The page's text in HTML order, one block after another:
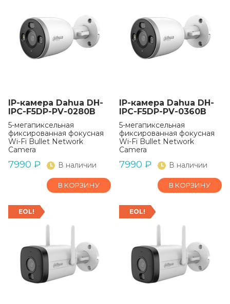
IP-камера Dahua DH-
IPC-F5DP-PV-0280B
5-мегапиксельная
фиксированная фокусная
Wi-Fi Bullet Network
Camera
7990 ₽ В наличии
В КОРЗИНУ
IP-камера Dahua DH-
IPC-F5DP-PV-0360B
5-мегапиксельная
фиксированная фокусная
Wi-Fi Bullet Network
Camera
7990 ₽ В наличии
В КОРЗИНУ
EOL! EOL!